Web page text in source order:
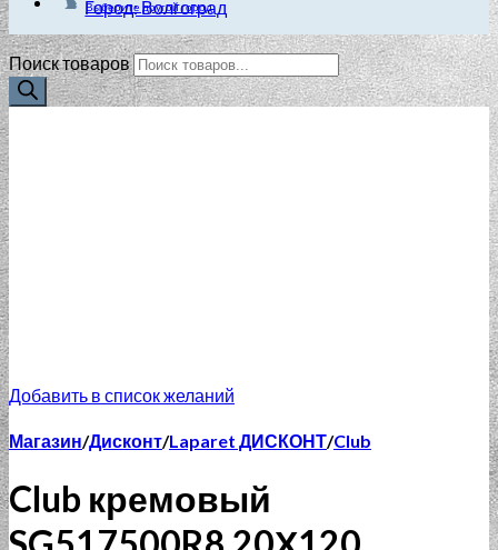
Город: Волгоград
Выберите другой город
Поиск товаров
Добавить в список желаний
Магазин/Дисконт/Laparet ДИСКОНТ/Club
Club кремовый